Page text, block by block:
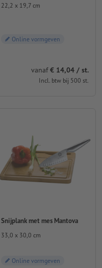
22,2 x 19,7 cm
Online vormgeven
vanaf€ 14,04 / st.
Incl. btw bij 500 st.
Snijplank met mes Mantova
33,0 x 30,0 cm
Online vormgeven